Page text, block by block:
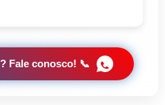
Fale conosco! 📞